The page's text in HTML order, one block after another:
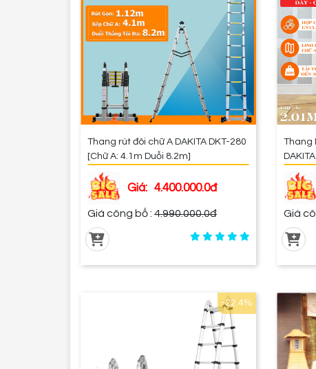
Thang rút đôi chữ A DAKITA DKT-280
[Chữ A: 4.1m Duỗi 8.2m]
Giá: 4.400.000.0đ
Giá công bố : 4.990.000.0đ
Thang
Giá
-22.4%